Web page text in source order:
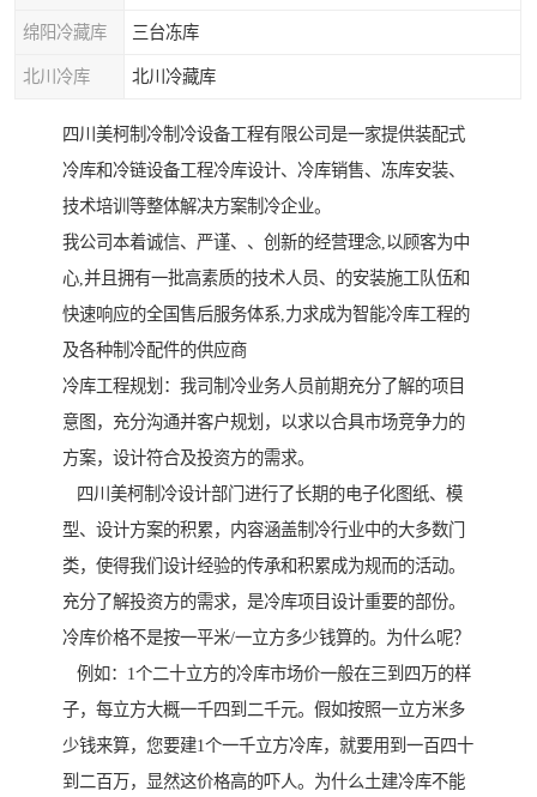
绵阳冷藏库 三台冻库
北川冷库 北川冷藏库
四川美柯制冷制冷设备工程有限公司是一家提供装配式
冷库和冷链设备工程冷库设计、冷库销售、冻库安装、
技术培训等整体解决方案制冷企业。
我公司本着诚信、严谨、、创新的经营理念,以顾客为中
心,并且拥有一批高素质的技术人员、的安装施工队伍和
快速响应的全国售后服务体系,力求成为智能冷库工程的
及各种制冷配件的供应商
冷库工程规划：我司制冷业务人员前期充分了解的项目
意图，充分沟通并客户规划，以求以合具市场竞争力的
方案，设计符合及投资方的需求。
四川美柯制冷设计部门进行了长期的电子化图纸、模
型、设计方案的积累，内容涵盖制冷行业中的大多数门
类，使得我们设计经验的传承和积累成为规而的活动。
充分了解投资方的需求，是冷库项目设计重要的部份。
冷库价格不是按一平米/一立方多少钱算的。为什么呢？
例如：1个二十立方的冷库市场价一般在三到四万的样
子，每立方大概一千四到二千元。假如按照一立方米多
少钱来算，您要建1个一千立方冷库，就要用到一百四十
到二百万，显然这价格高的吓人。为什么土建冷库不能